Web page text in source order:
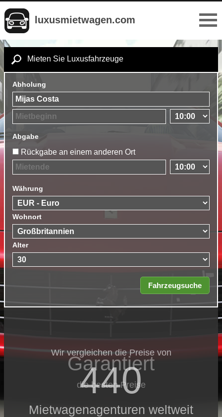
luxusmietwagen.com
Mieten Sie Luxusfahrzeuge
Abholung
Abgabe
Rückgabe an einem anderen Ort
Währung
Wohnort
Alter
Wir vergleichen die Preise von
440
Mietwagenagenturen weltweit
Garantiert
die besten Preise